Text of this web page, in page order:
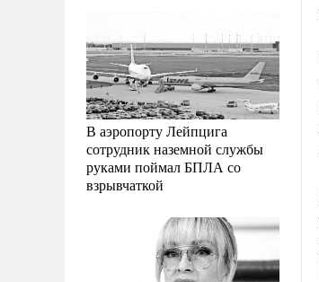
В аэропорту Лейпцига
сотрудник наземной службы
руками поймал БПЛА со
взрывчаткой